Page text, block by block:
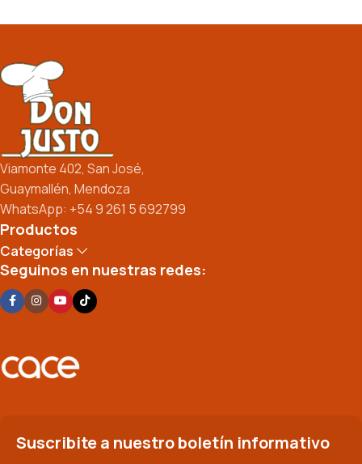
Viamonte 402, San José,
Guaymallén, Mendoza
WhatsApp: +54 9 261 5 692799
Productos
Categorías
Seguinos en nuestras redes:
Suscribite a nuestro boletín informativo